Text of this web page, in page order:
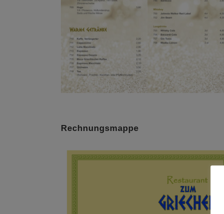
Rechnungsmappe